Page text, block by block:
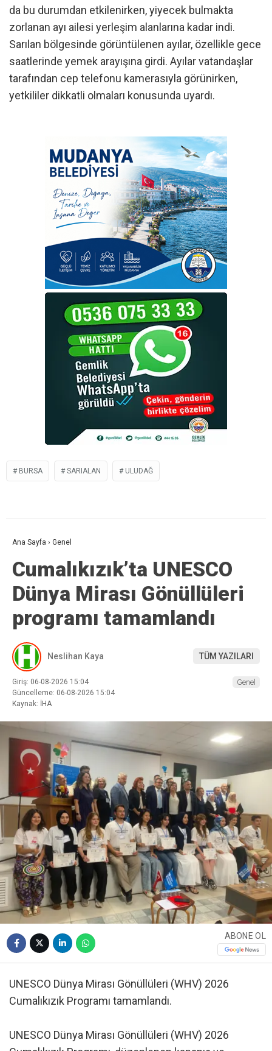
da bu durumdan etkilenirken, yiyecek bulmakta
zorlanan ayı ailesi yerleşim alanlarına kadar indi.
Sarılan bölgesinde görüntülenen ayılar, özellikle gece
saatlerinde yemek arayışına girdi. Ayılar vatandaşlar
tarafından cep telefonu kamerasıyla görünirken,
yetkililer dikkatli olmaları konusunda uyardı.
BURSA SARIALAN ULUDAĞ
Ana Sayfa › Genel
Cumalıkızık’ta UNESCO
Dünya Mirası Gönüllüleri
programı tamamlandı
Neslihan Kaya TÜM YAZILARI
Giriş: 06-08-2026 15:04
Güncelleme: 06-08-2026 15:04
Kaynak: İHA
Genel
ABONE OL
UNESCO Dünya Mirası Gönüllüleri (WHV) 2026
Cumalıkızık Programı tamamlandı.
UNESCO Dünya Mirası Gönüllüleri (WHV) 2026